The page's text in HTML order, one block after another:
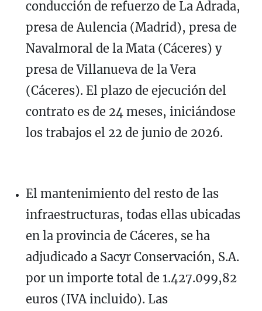
conducción de refuerzo de La Adrada,
presa de Aulencia (Madrid), presa de
Navalmoral de la Mata (Cáceres) y
presa de Villanueva de la Vera
(Cáceres). El plazo de ejecución del
contrato es de 24 meses, iniciándose
los trabajos el 22 de junio de 2026.
El mantenimiento del resto de las
infraestructuras, todas ellas ubicadas
en la provincia de Cáceres, se ha
adjudicado a Sacyr Conservación, S.A.
por un importe total de 1.427.099,82
euros (IVA incluido). Las